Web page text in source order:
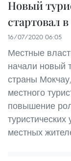
Новый
стартовал
16/07/2020 06:05
Местные
начали новый
страны
местного
повышение
местных